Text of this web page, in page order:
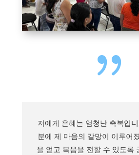
{
저에게 은혜는 엄청난 축복입
분에 제 마음의 갈망이 이루어
을 얻고 복음을 전할 수 있도록